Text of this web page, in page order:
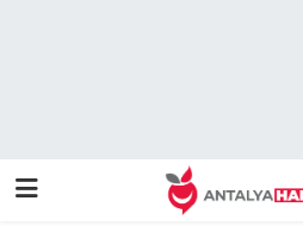
Namaz Vakitleri